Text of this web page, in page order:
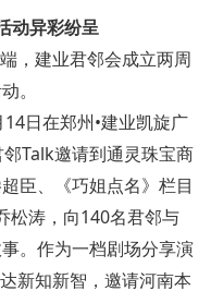
动异彩纷呈
，建业君邻会成立两周
。
14日在郑州 •建业凯旋广
邻Talk邀请到通灵珠宝商
臣、《巧姐点名》栏目
松涛，向140名君邻与
。作为一档剧场分享演
新知新智，邀请河南本